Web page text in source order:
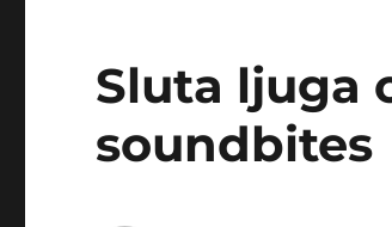
Sluta ljuga
soundbites